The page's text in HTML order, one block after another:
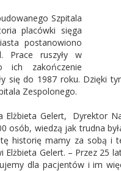
Szpitala
placówki sięga
postanowiono
Prace ruszyły w
ich zakończenie
się do 1987 roku. Dzięki
Zespolonego.
Elżbieta Gelert, Dyrektor
osób, wiedzą jak trudna
tę historię mamy za sobą i
Elżbieta Gelert. – Przez 25
dla pacjentów i im